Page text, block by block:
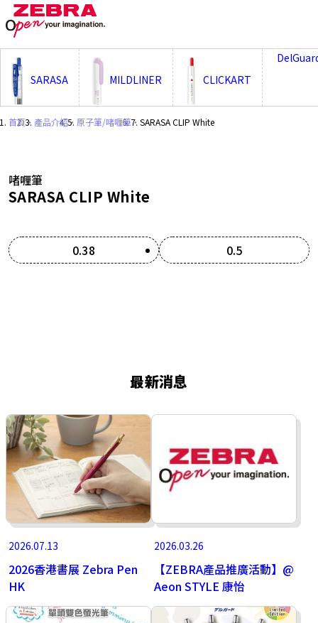
SARASA MILDLINER CLICKART
首頁・ 產品介紹・ 原子筆/啫喱筆・ SARASA CLIP White
啫喱筆
SARASA CLIP White
0.38 0.5
最新消息
2026.07.13
2026香港書展 Zebra Pen
HK
2026.03.26
【ZEBRA產品推廣活動】@
Aeon STYLE 康怡